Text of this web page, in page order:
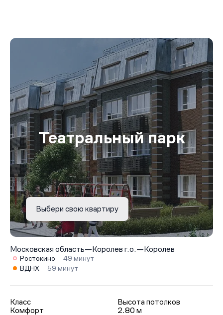
Театральный парк
Выбери свою квартиру
Московская область—Королев г.о.—Королев
Ростокино
49 минут
ВДНХ
59 минут
Класс
Комфорт
Высота потолков
2.80 м